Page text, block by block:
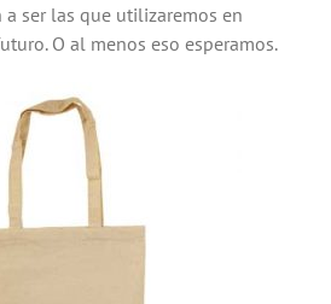
ser las que utilizaremos en
O al menos eso esperamos.